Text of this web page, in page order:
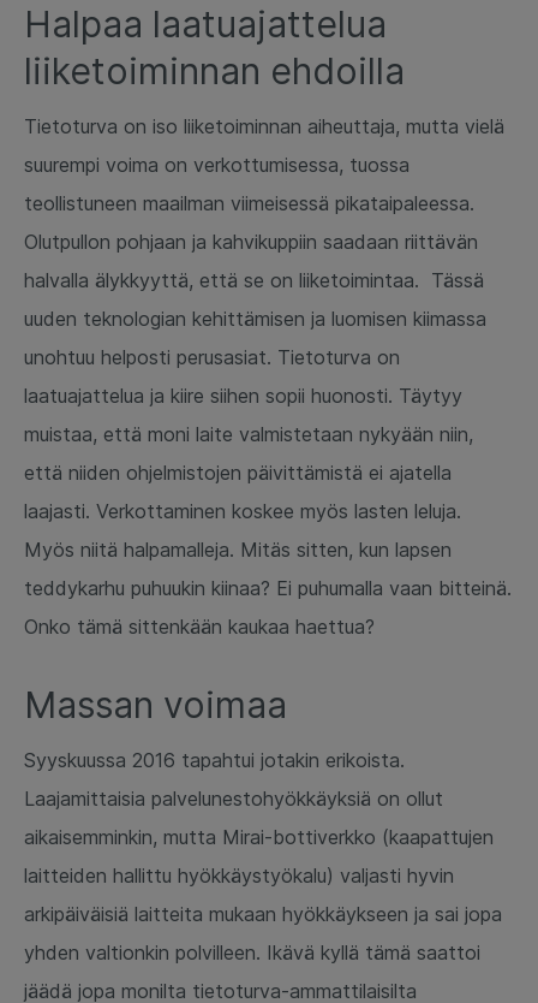
Halpaa laatuajattelua
liiketoiminnan ehdoilla
Tietoturva on iso liiketoiminnan aiheuttaja, mutta vielä
suurempi voima on verkottumisessa, tuossa
teollistuneen maailman viimeisessä pikataipaleessa.
Olutpullon pohjaan ja kahvikuppiin saadaan riittävän
halvalla älykkyyttä, että se on liiketoimintaa. Tässä
uuden teknologian kehittämisen ja luomisen kiimassa
unohtuu helposti perusasiat. Tietoturva on
laatuajattelua ja kiire siihen sopii huonosti. Täytyy
muistaa, että moni laite valmistetaan nykyään niin,
että niiden ohjelmistojen päivittämistä ei ajatella
laajasti. Verkottaminen koskee myös lasten leluja.
Myös niitä halpamalleja. Mitäs sitten, kun lapsen
teddykarhu puhuukin kiinaa? Ei puhumalla vaan bitteinä.
Onko tämä sittenkään kaukaa haettua?
Massan voimaa
Syyskuussa 2016 tapahtui jotakin erikoista.
Laajamittaisia palvelunestohyökkäyksiä on ollut
aikaisemminkin, mutta Mirai-bottiverkko (kaapattujen
laitteiden hallittu hyökkäystyökalu) valjasti hyvin
arkipäiväisiä laitteita mukaan hyökkäykseen ja sai jopa
yhden valtionkin polvilleen. Ikävä kyllä tämä saattoi
jäädä jopa monilta tietoturva-ammattilaisilta